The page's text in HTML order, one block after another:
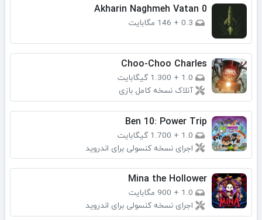
Akharin Naghmeh Vatan 0
0.3
+ 146 مگابایت
Choo-Choo Charles
1.0
+ 1.300 گیگابایت
آنلاک نسخه کامل بازی
Ben 10: Power Trip
1.0
+ 1.700 گیگابایت
اجرای نسخه کنسولی برای اندروید
Mina the Hollower
1.0
+ 900 مگابایت
اجرای نسخه کنسولی برای اندروید